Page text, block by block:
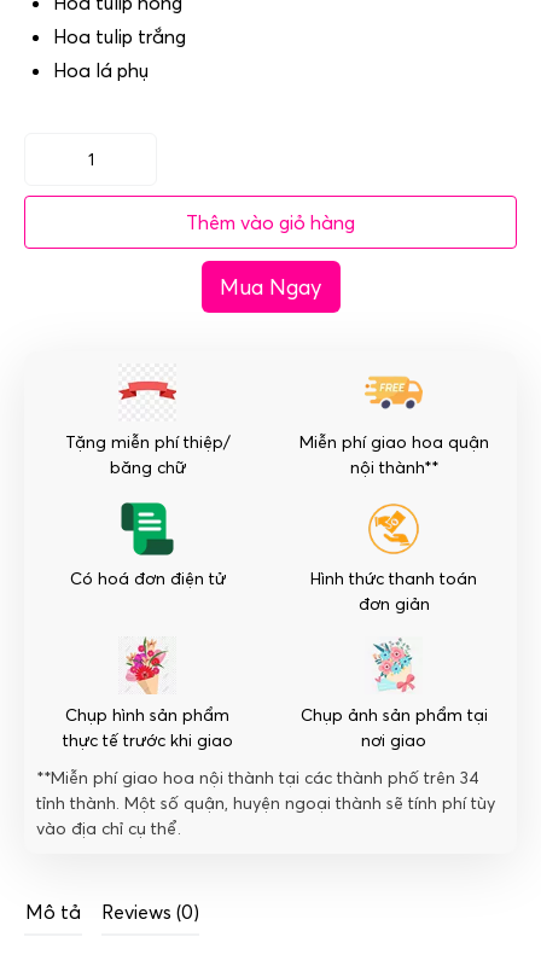
Hoa tulip trắng
Hoa lá phụ
Hoa
cầm
nhất
lượng
Thêm vào giỏ hàng
Mua Ngay
Tặng miễn phí thiệp/
băng chữ
Miễn phí giao hoa quận
nội thành**
Có hoá đơn điện tử
Hình thức thanh toán
đơn giản
Chụp hình sản phẩm
thực tế trước khi giao
Chụp ảnh sản phẩm tại
nơi giao
**Miễn phí giao hoa nội thành tại các thành phố trên 34
tỉnh thành. Một số quận, huyện ngoại thành sẽ tính phí tùy
vào địa chỉ cụ thể.
Mô tả Reviews (0)